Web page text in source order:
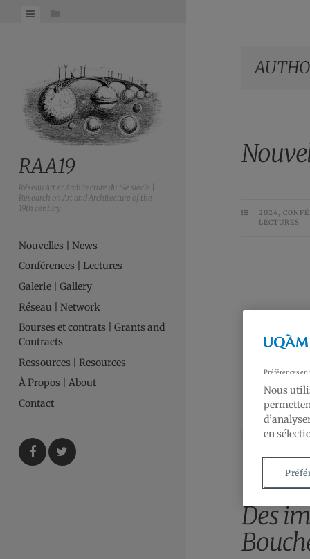
RAA19
Réseau Art et Architecture du 19e siècle |
Research on Art and Architecture of the
19th century
Nouvelles | News
Conférences | Lectures
Galerie | Gallery
Réseau | Network
Bourses et contrats | Grants and
Contracts
Ressources | Resources
À Propos | About
Contact
2024 ,
LECTURES
Des
Préférences
Nous
en